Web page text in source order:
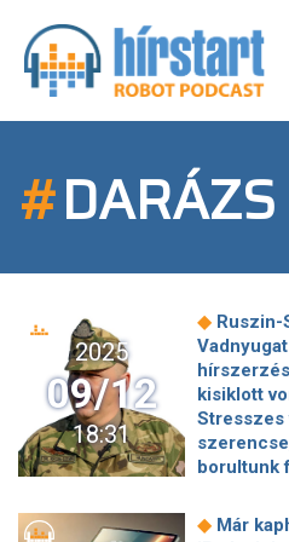
#
2025
09/12
18:31
◆ Ruszin-
kisiklott
Stresszes
borultunk
◆ Már